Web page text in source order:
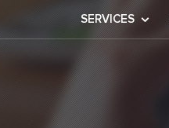
SERVICES